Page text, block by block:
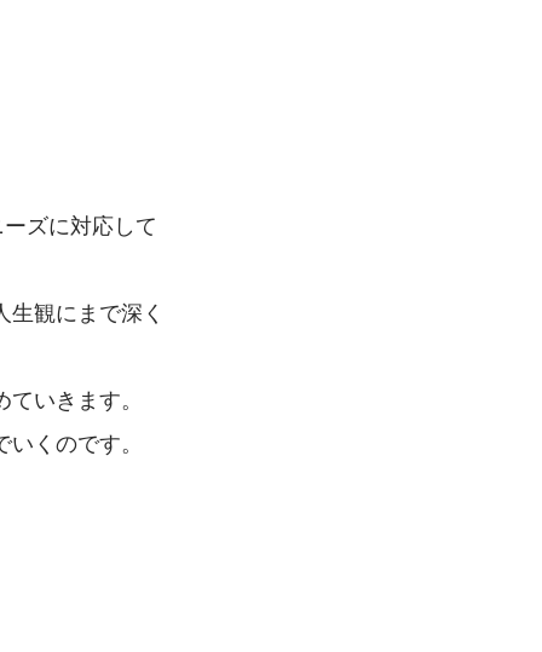
ズに対応して
観にまで深く
いきます。
くのです。